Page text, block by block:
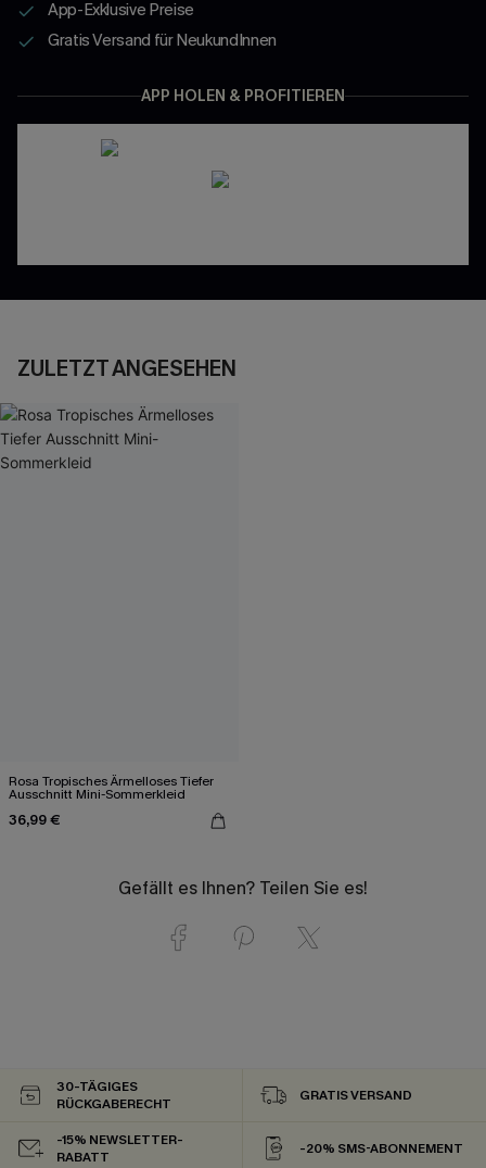
App-Exklusive Preise
Gratis Versand für NeukundInnen
APP HOLEN & PROFITIEREN
ZULETZT ANGESEHEN
Rosa Tropisches Ärmelloses Tiefer
Ausschnitt Mini-Sommerkleid
36,99 €
Gefällt es Ihnen? Teilen Sie es!
30-TÄGIGES
RÜCKGABERECHT
GRATIS VERSAND
-15% NEWSLETTER-
RABATT
-20% SMS-ABONNEMENT